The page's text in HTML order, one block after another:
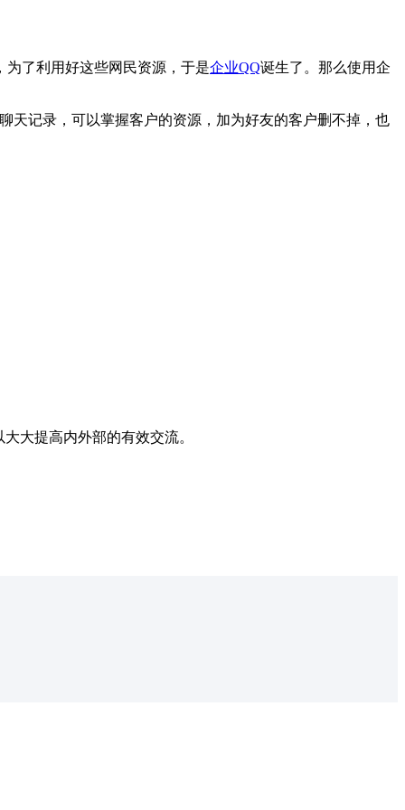
了利用好这些网民资源，于是企业QQ诞生了。那么使用企
记录，可以掌握客户的资源，加为好友的客户删不掉，也
大提高内外部的有效交流。